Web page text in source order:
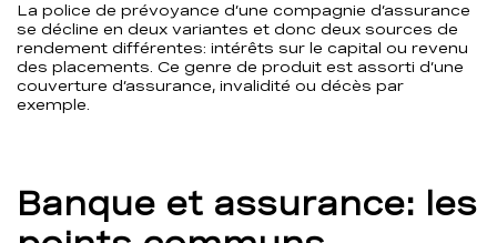
La police de prévoyance d’une compagnie d’assurance
se décline en deux variantes et donc deux sources de
rendement différentes: intérêts sur le capital ou revenu
des placements. Ce genre de produit est assorti d’une
couverture d’assurance, invalidité ou décès par
exemple.
Banque et assurance: les